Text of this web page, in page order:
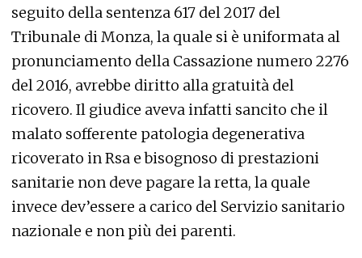
seguito della sentenza 617 del 2017 del
Tribunale di Monza, la quale si è uniformata al
pronunciamento della Cassazione numero 2276
del 2016, avrebbe diritto alla gratuità del
ricovero. Il giudice aveva infatti sancito che il
malato sofferente patologia degenerativa
ricoverato in Rsa e bisognoso di prestazioni
sanitarie non deve pagare la retta, la quale
invece dev’essere a carico del Servizio sanitario
nazionale e non più dei parenti.